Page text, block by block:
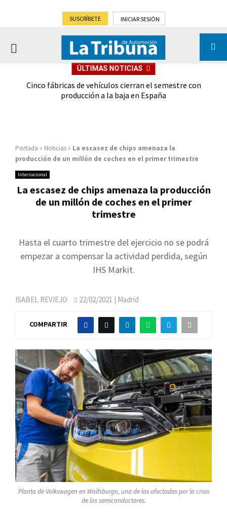
SUSCRÍBETE INICIAR SESIÓN
PRIMARY
ÚLTIMAS NOTICIAS
Cinco fábricas de vehículos cierran el semestre con
producción a la baja en España
Portada » Noticias » La escasez de chips amenaza la
producción de un millón de coches en el primer trimestre
Internacional
La escasez de chips amenaza la producción
de un millón de coches en el primer
trimestre
Hasta el cuarto trimestre del ejercicio no se podrá
empezar a compensar la actividad perdida, según
IHS Markit.
ISABEL REVIEJO 22/02/2021 | Madrid
COMPARTIR
Planta de Volkswagen en Wolfsburgo, una de las afectadas por la crisis
de los semiconductores.